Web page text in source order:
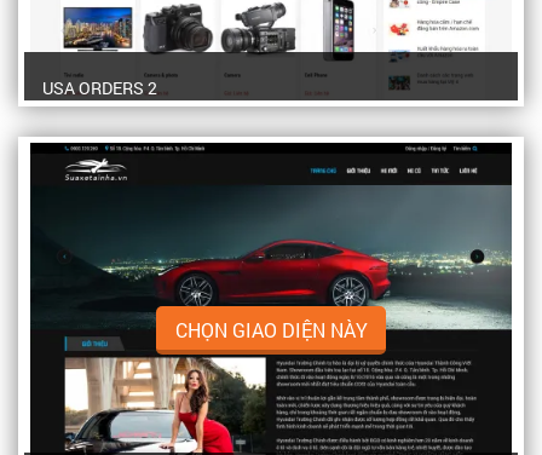
USA ORDERS 2
CHỌN GIAO DIỆN NÀY